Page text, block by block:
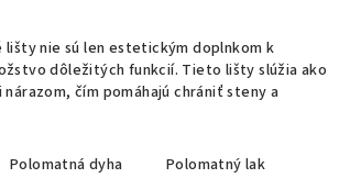
lišty nie sú len estetickým doplnkom k
dôležitých funkcií. Tieto lišty slúžia ako
čím pomáhajú chrániť steny a
Polomatná dyha
Polomatný lak